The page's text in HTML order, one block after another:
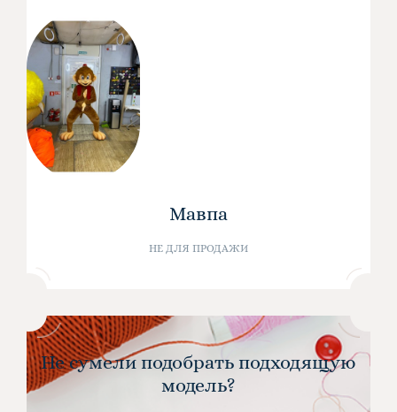
Мавпа
НЕ ДЛЯ ПРОДАЖИ
Не сумели подобрать подходящую
модель?